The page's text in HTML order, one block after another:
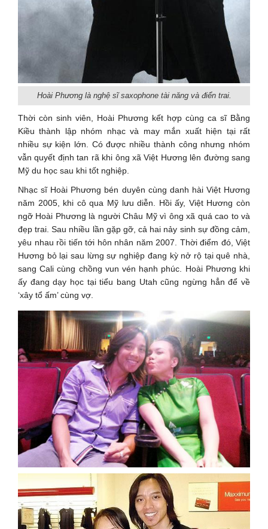
Hoài Phương là nghệ sĩ saxophone tài năng và điển trai.
Thời còn sinh viên, Hoài Phương kết hợp cùng ca sĩ Bằng
Kiều thành lập nhóm nhạc và may mắn xuất hiện tại rất
nhiều sự kiện lớn. Có được nhiều thành công nhưng nhóm
vẫn quyết định tan rã khi ông xã Việt Hương lên đường sang
Mỹ du học sau khi tốt nghiệp.
Nhạc sĩ Hoài Phương bén duyên cùng danh hài Việt Hương
năm 2005, khi cô qua Mỹ lưu diễn. Hồi ấy, Việt Hương còn
ngỡ Hoài Phương là người Châu Mỹ vì ông xã quá cao to và
đẹp trai. Sau nhiều lần gặp gỡ, cả hai nảy sinh sự đồng cảm,
yêu nhau rồi tiến tới hôn nhân năm 2007. Thời điểm đó, Việt
Hương bỏ lại sau lừng sự nghiệp đang kỳ nở rộ tại quê nhà,
sang Cali cùng chồng vun vén hạnh phúc. Hoài Phương khi
ấy đang dạy học tại tiểu bang Utah cũng ngừng hẳn để về
‘xây tổ ấm’ cùng vợ.